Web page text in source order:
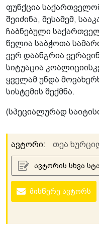
ფუნქცია
შეიძინა, მესამემ,
ჩაბნებული
წელია საბჭოთა
ვერ დაანგრია
სიტუაცია
ყველამ უნდა
სისტემის შექმნა.
(სპეციალურად
ავტორი: თეა
ავტორის სხვა
მისწერე ავტორს